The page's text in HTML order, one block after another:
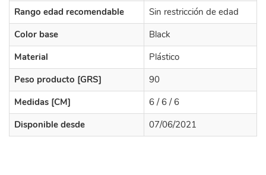
Rango edad recomendable
Sin restricción de edad
Color base
Black
Material
Plástico
Peso producto [GRS]
90
Medidas [CM]
6 / 6 / 6
Disponible desde
07/06/2021